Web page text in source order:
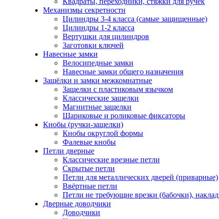
Механизмы секретности
Цилиндры 3-4 класса (самые защищенные)
Цилиндры 1-2 класса
Вертушки для цилиндров
Заготовки ключей
Навесные замки
Велосипедные замки
Навесные замки общего назначения
Защёлки и замки межкомнатные
Защелки с пластиковым язычком
Классические защелки
Магнитные защелки
Шариковые и роликовые фиксаторы
Кнобы (ручки-защелки)
Кнобы округлой формы
Фалевые кнобы
Петли дверные
Классические врезные петли
Скрытые петли
Петли для металлических дверей (приварные)
Ввёртные петли
Петли не требующие врезки (бабочки),
Дверные доводчики
Доводчики